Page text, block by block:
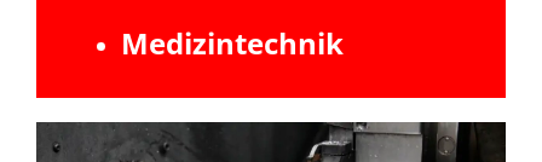
Medizintechnik